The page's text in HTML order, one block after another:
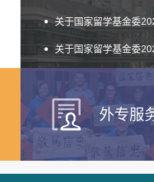
关于国家留学基金委2026
关于国家留学基金委2026/
外专服